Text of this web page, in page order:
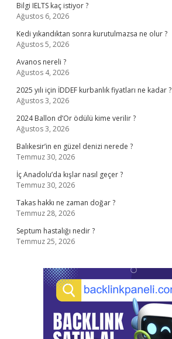
Bilgi IELTS kaç istiyor ?
Ağustos 6, 2026
Kedi yıkandıktan sonra kurutulmazsa ne olur ?
Ağustos 5, 2026
Avanos nereli ?
Ağustos 4, 2026
2025 yılı için İDDEF kurbanlık fiyatları ne kadar ?
Ağustos 3, 2026
2024 Ballon d’Or ödülü kime verilir ?
Ağustos 3, 2026
Balıkesir’in en güzel denizi nerede ?
Temmuz 30, 2026
İç Anadolu’da kışlar nasıl geçer ?
Temmuz 30, 2026
Takas hakkı ne zaman doğar ?
Temmuz 28, 2026
Septum hastalığı nedir ?
Temmuz 25, 2026